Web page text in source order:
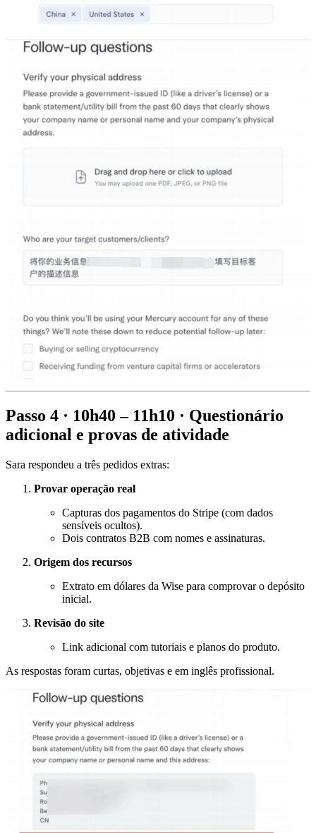
Passo 4 · 10h40 – 11h10 · Questionário
adicional e provas de atividade
Sara respondeu a três pedidos extras:
Provar operação real
Capturas dos pagamentos do Stripe (com dados
sensíveis ocultos).
Dois contratos B2B com nomes e assinaturas.
Origem dos recursos
Extrato em dólares da Wise para comprovar o depósito
inicial.
Revisão do site
Link adicional com tutoriais e planos do produto.
As respostas foram curtas, objetivas e em inglês profissional.